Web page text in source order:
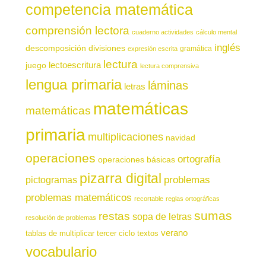
competencia matemática
comprensión lectora cuaderno actividades cálculo mental
descomposición divisiones expresión escrita gramática inglés
juego lectoescritura lectura lectura comprensiva
lengua primaria letras láminas
matemáticas matemáticas
primaria multiplicaciones navidad
operaciones operaciones básicas ortografía
pictogramas pizarra digital problemas
problemas matemáticos recortable reglas ortográficas
resolución de problemas restas sopa de letras sumas
tablas de multiplicar tercer ciclo textos verano
vocabulario